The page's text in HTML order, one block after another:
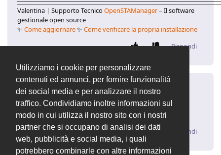
Utilizziamo i cookie per personalizzare
contenuti ed annunci, per fornire funzionalità
dei social media e per analizzare il nostro
traffico. Condividiamo inoltre informazioni sul
modo in cui utilizza il nostro sito con i nostri
partner che si occupano di analisi dei dati
web, pubblicità e social media, i quali
potrebbero combinarle con altre informazioni
Valentina | Supporto TecnicoOpenSTAManager– Il software
gestionale open source
✨ Come aggiornare✨ Come verificare la propria installazione
Rispondi
kinoko 29 apr 2022
Si funziona tutto Grazie 1000 gentilissima
Rispondi